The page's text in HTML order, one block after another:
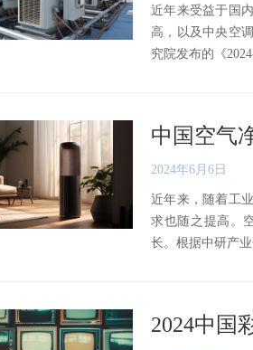
近年来受益于国
高，以及中央空
究院发布的《
中国空气
2024年6月6日
近年来，随着工
求也随之提高。
长。根据中研产
2024中国